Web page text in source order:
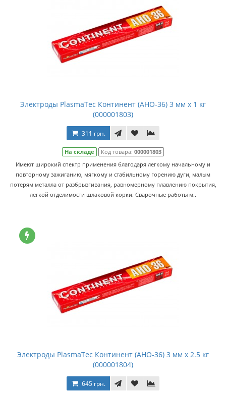
Электроды PlasmaTec Континент (АНО-36) 3 мм х 1 кг
(000001803)
311 грн.
На складе Код товара: 000001803
Имеют широкий спектр применения благодаря легкому начальному и
повторному зажиганию, мягкому и стабильному горению дуги, малым
потерям металла от разбрызгивания, равномерному плавлению покрытия,
легкой отделимости шлаковой корки. Сварочные работы м..
Электроды PlasmaTec Континент (АНО-36) 3 мм х 2.5 кг
(000001804)
645 грн.